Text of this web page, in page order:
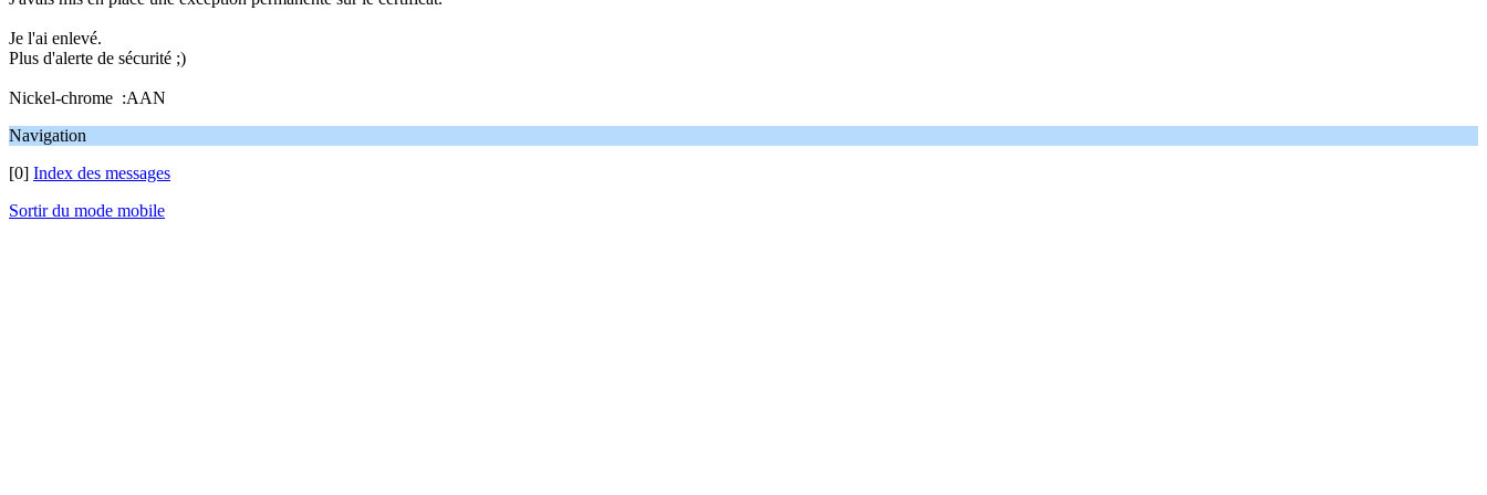
Je l'ai enlevé.
Plus d'alerte de sécurité ;)
Nickel-chrome :AAN
Navigation
[0] Index des messages
Sortir du mode mobile